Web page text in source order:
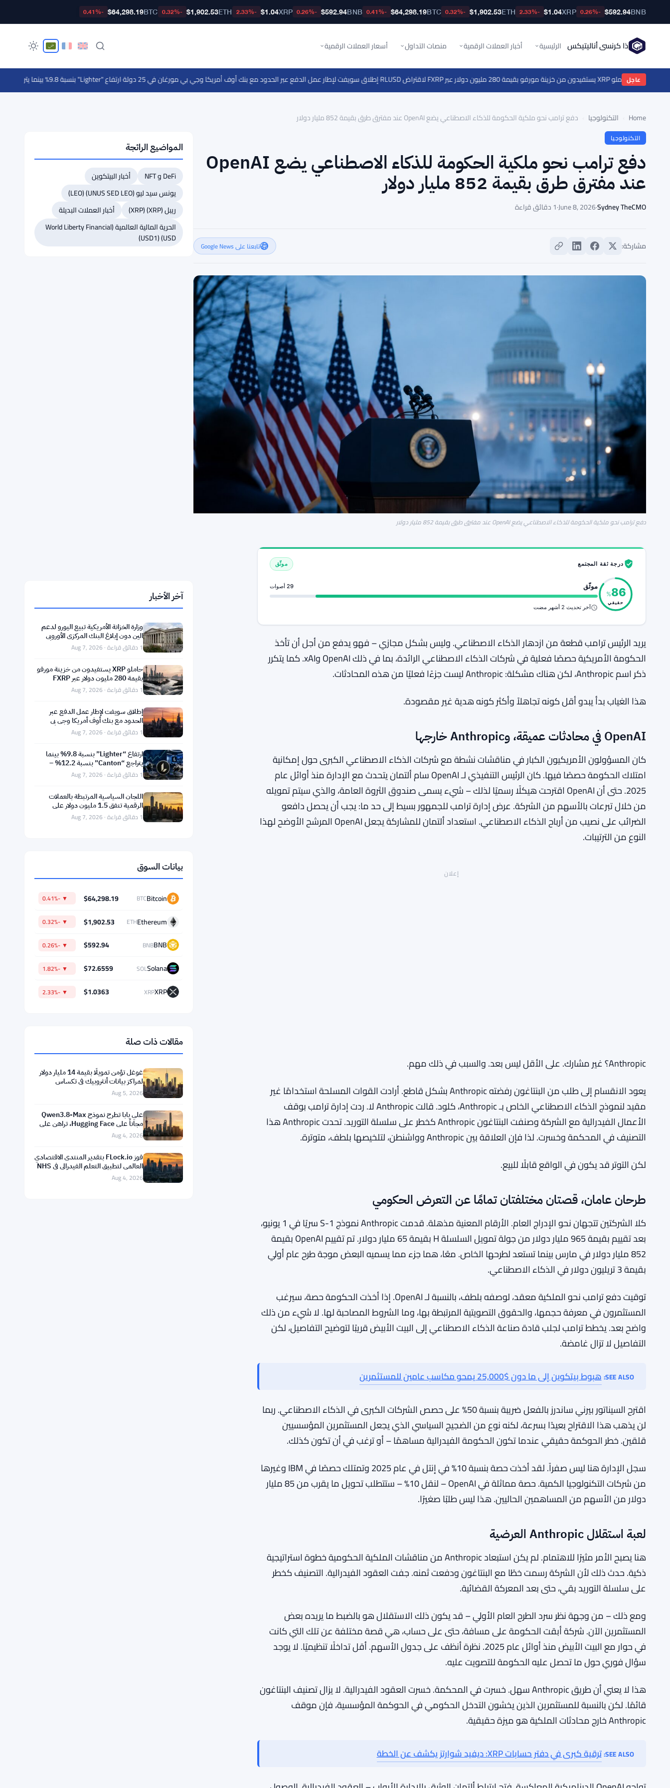
BNB
$592.94
-0.26%
XRP
$1.04
-2.33%
ETH
$1,902.53
-0.32%
BTC
$64,298.19
-0.41%
BNB
$592.94
-0.26%
XRP
$1.04
-2.33%
ETH
$1,902.53
-0.32%
BTC
$64,298.19
-0.41%
ذا كرنسي أناليتيكس الرئيسية أخبار العملات الرقمية منصات التداول أسعار العملات الرقمية
عاجلالأوروبي·حاملو XRP يستفيدون من خزينة مورفو بقيمة 280 مليون دولار عبر FXRP لاقتراض RLUSD ·إطلاق سويفت لإطار عمل الدفع عبر الحدود مع بنك أوف أمريكا وجي بي مورغان في 25 دولة ·ارتفاع "Lighter" بنسبة 9.8% بينما يتراجع "Canton" بنسبة 12.2% - تحركات السوق اليومية 7 أغسطس
Home التكنولوجيا دفع ترامب نحو ملكية الحكومة للذكاء الاصطناعي يضع OpenAI عند مفترق طرق بقيمة 852 مليار دولار
التكنولوجيا
دفع ترامب نحو ملكية الحكومة للذكاء الاصطناعي يضع OpenAI
عند مفترق طرق بقيمة 852 مليار دولار
Sydney TheCMO
·
June 8, 2026
·1 دقائق قراءة
مشاركة: تابعنا على Google News
دفع ترامب نحو ملكية الحكومة للذكاء الاصطناعي يضع OpenAI عند مفترق طرق بقيمة 852 مليار دولار
درجة ثقة المجتمع موثّق
86
%
حقيقي
موثّق 29 أصوات
آخر تحديث 2 أشهر مضت
يريد الرئيس ترامب قطعة من ازدهار الذكاء الاصطناعي. وليس بشكل مجازي – فهو يدفع من أجل أن تأخذ
الحكومة الأمريكية حصصًا فعلية في شركات الذكاء الاصطناعي الرائدة، بما في ذلك OpenAI وxAI. كما يتكرر
ذكر اسم Anthropic، لكن هناك مشكلة: Anthropic ليست جزءًا فعليًا من هذه المحادثات.
هذا الغياب بدأ يبدو أقل كونه تجاهلاً وأكثر كونه هدية غير مقصودة.
OpenAI في محادثات عميقة، وAnthropic خارجها
كان المسؤولون الأمريكيون الكبار في مناقشات نشطة مع شركات الذكاء الاصطناعي الكبرى حول إمكانية
امتلاك الحكومة حصصًا فيها. كان الرئيس التنفيذي لـ OpenAI سام ألتمان يتحدث مع الإدارة منذ أوائل عام
2025. حتى أن OpenAI اقترحت هيكلًا رسميًا لذلك – شيء يسمى صندوق الثروة العامة، والذي سيتم تمويله
من خلال تبرعات بالأسهم من الشركة. عرض إدارة ترامب للجمهور بسيط إلى حد ما: يجب أن يحصل دافعو
الضرائب على نصيب من أرباح الذكاء الاصطناعي. استعداد ألتمان للمشاركة يجعل OpenAI المرشح الأوضح لهذا
النوع من الترتيبات.
إعلان
Anthropic؟ غير مشارك. على الأقل ليس بعد. والسبب في ذلك مهم.
يعود الانقسام إلى طلب من البنتاغون رفضته Anthropic بشكل قاطع. أرادت القوات المسلحة استخدامًا غير
مقيد لنموذج الذكاء الاصطناعي الخاص بـ Anthropic، كلود. قالت Anthropic لا. ردت إدارة ترامب بوقف
الأعمال الفيدرالية مع الشركة وصنفت البنتاغون Anthropic كخطر على سلسلة التوريد. تحدت Anthropic هذا
التصنيف في المحكمة وخسرت. لذا فإن العلاقة بين Anthropic وواشنطن، لتلخيصها بلطف، متوترة.
لكن التوتر قد يكون في الواقع قابلًا للبيع.
طرحان عامان، قصتان مختلفتان تمامًا عن التعرض الحكومي
كلا الشركتين تتجهان نحو الإدراج العام. الأرقام المعنية مذهلة. قدمت Anthropic نموذج S-1 سريًا في 1 يونيو،
بعد تقييم بقيمة 965 مليار دولار من جولة تمويل السلسلة H بقيمة 65 مليار دولار. تم تقييم OpenAI بقيمة
852 مليار دولار في مارس بينما تستعد لطرحها الخاص. معًا، هما جزء مما يسميه البعض موجة طرح عام أولي
بقيمة 3 تريليون دولار في الذكاء الاصطناعي.
توقيت دفع ترامب نحو الملكية معقد، لوصفه بلطف، بالنسبة لـ OpenAI. إذا أخذت الحكومة حصة، سيرغب
المستثمرون في معرفة حجمها، والحقوق التصويتية المرتبطة بها، وما الشروط المصاحبة لها. لا شيء من ذلك
واضح بعد. يخطط ترامب لجلب قادة صناعة الذكاء الاصطناعي إلى البيت الأبيض قريبًا لتوضيح التفاصيل، لكن
التفاصيل لا تزال غامضة.
SEE ALSO: هبوط بيتكوين إلى ما دون $25,000 يمحو مكاسب عامين للمستثمرين
اقترح السيناتور بيرني ساندرز بالفعل ضريبة بنسبة 50% على حصص الشركات الكبرى في الذكاء الاصطناعي. ربما
لن يذهب هذا الاقتراح بعيدًا بسرعة، لكنه نوع من الضجيج السياسي الذي يجعل المستثمرين المؤسسيين
قلقين. خطر الحوكمة حقيقي عندما تكون الحكومة الفيدرالية مساهمًا – أو ترغب في أن تكون كذلك.
سجل الإدارة هنا ليس صفراً. لقد أخذت حصة بنسبة 10% في إنتل في عام 2025 وتمتلك حصصًا في IBM وغيرها
من شركات التكنولوجيا الكمية. حصة مماثلة في OpenAI – لنقل 10% – ستتطلب تحويل ما يقرب من 85 مليار
دولار من الأسهم من المساهمين الحاليين. هذا ليس طلبًا صغيرًا.
لعبة استقلال Anthropic العرضية
هنا يصبح الأمر مثيرًا للاهتمام. لم يكن استبعاد Anthropic من مناقشات الملكية الحكومية خطوة استراتيجية
ذكية. حدث ذلك لأن الشركة رسمت خطًا مع البنتاغون ودفعت ثمنه. جفت العقود الفيدرالية. التصنيف كخطر
على سلسلة التوريد بقي، حتى بعد المعركة القضائية.
ومع ذلك – من وجهة نظر سرد الطرح العام الأولي – قد يكون ذلك الاستقلال هو بالضبط ما يريده بعض
المستثمرين الآن. شركة أبقت الحكومة على مسافة، حتى على حساب، هي قصة مختلفة عن تلك التي كانت
في حوار مع البيت الأبيض منذ أوائل عام 2025. نظرة أنظف على جدول الأسهم. أقل تداخلًا تنظيميًا. لا يوجد
سؤال فوري حول ما تحصل عليه الحكومة للتصويت عليه.
هذا لا يعني أن طريق Anthropic سهل. خسرت في المحكمة. خسرت العقود الفيدرالية. لا يزال تصنيف البنتاغون
قائمًا. لكن بالنسبة للمستثمرين الذين يخشون التدخل الحكومي في الحوكمة المؤسسية، فإن موقف
Anthropic خارج محادثات الملكية هو ميزة حقيقية.
SEE ALSO: ترقية كبرى في دفتر حسابات XRP: ديفيد شوارتز يكشف عن الخطة
المواضيع الرائجة
DeFi و NFT
أخبار البيتكوين
يونس سيد ليو (UNUS SED LEO) (LEO)
ريبل (XRP) (XRP)
أخبار العملات البديلة
الحرية المالية العالمية (World Liberty Financial
USD) (USD1)
آخر الأخبار
وزارة الخزانة الأمريكية تبيع اليورو لدعم
الين دون إبلاغ البنك المركزي الأوروبي
1 دقائق قراءة · Aug 7, 2026
حاملو XRP يستفيدون من خزينة مورفو
بقيمة 280 مليون دولار عبر FXRP
لاقتراض RLUSD1 دقائق قراءة · Aug 7, 2026
إطلاق سويفت لإطار عمل الدفع عبر
الحدود مع بنك أوف أمريكا وجي بي
مورغان في 25 دولة1 دقائق قراءة · Aug 7, 2026
ارتفاع “Lighter” بنسبة 9.8% بينما
يتراجع “Canton” بنسبة 12.2% –
تحركات السوق اليومية 7 أغسطس1 دقائق قراءة · Aug 7, 2026
اللجان السياسية المرتبطة بالعملات
الرقمية تنفق 1.5 مليون دولار على
سباقات فلوريدا وألاسكا ووايومنغ بعد1 دقائق قراءة · Aug 7, 2026
بيانات السوق
Bitcoin
BTC
$64,298.19
▼ -0.41%
Ethereum
ETH
$1,902.53
▼ -0.32%
BNB
BNB
$592.94
▼ -0.26%
Solana
SOL
$72.6559
▼ -1.82%
XRP
XRP
$1.0363
▼ -2.33%
مقالات ذات صلة
غوغل تؤمن تمويلًا بقيمة 14 مليار دولار
لمراكز بيانات أنثروبيك في تكساس
Aug 5, 2026
علي بابا تطرح نموذج Qwen3.8-Max
مجاناً على Hugging Face، تراهن على
الانتشار بدلاً من التفوق
Aug 4, 2026
فوز FLock.io بتقدير المنتدى الاقتصادي
العالمي لتطبيق التعلم الفيدرالي في NHS
لأكثر من 400 مريض
Aug 4, 2026